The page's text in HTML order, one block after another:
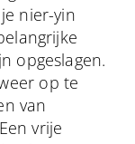
nier-yin
opgeslagen.
op te
van
vrije